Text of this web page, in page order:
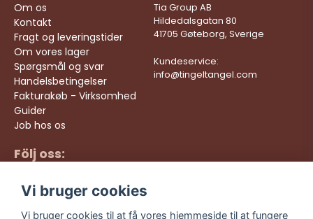
Om os
Kontakt
Fragt og leveringstider
Om vores lager
Spørgsmål og svar
Handelsbetingelser
Fakturakøb - Virksomhed
Guider
Job hos os
Tia Group AB
Hildedalsgatan 80
41705 Gøteborg, Sverige
Kundeservice:
info@tingeltangel.com
Följ oss:
Facebook
TikTok
kr
Vi bruger cookies
Vi bruger cookies til at få vores hjemmeside til at fungere